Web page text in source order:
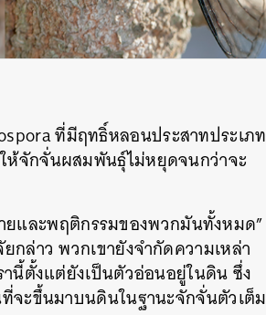
ที่มีฤทธิ์หลอนประสาทประเภท
ห้จักจั่นผสมพันธุ์ไม่หยุดจนกว่าจะ
ยและพฤติกรรมของพวกมันทั้งหมด”
ล่าว พวกเขายังจำกัดความเหล่า
นี้ตั้งแต่ยังเป็นตัวอ่อนอยู่ในดิน ซึ่ง
จะขึ้นมาบนดินในฐานะจักจั่นตัวเต็ม